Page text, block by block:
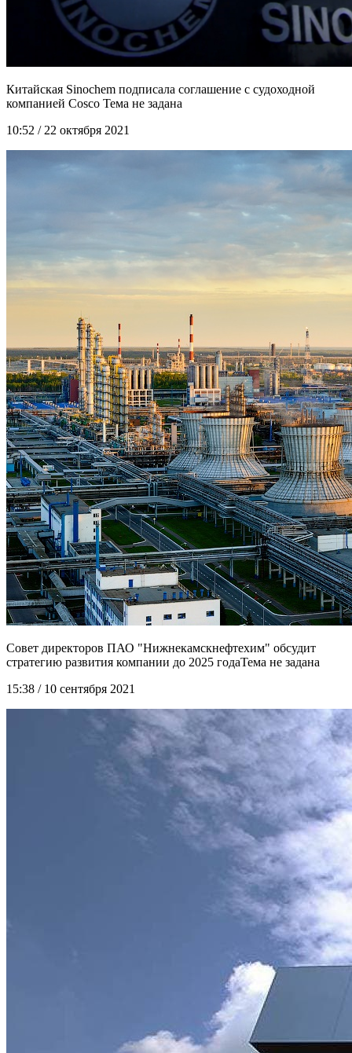
Китайская Sinochem подписала соглашение с судоходной
компанией Cosco
10:52 / 22 октября 2021
Совет директоров ПАО "Нижнекамскнефтехим" обсудит
стратегию развития компании до 2025 года
15:38 / 10 сентября 2021